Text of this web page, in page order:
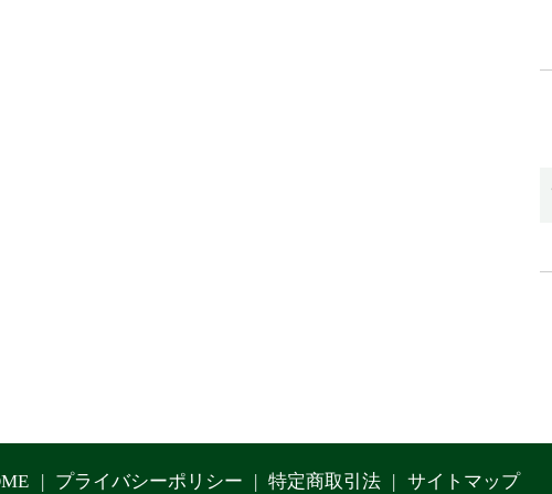
プライバシーポリシー 特定商取引法 サイトマップ